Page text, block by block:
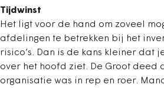
Tijdwinst
Het ligt voor de hand om zoveel
afdelingen te betrekken bij het
risico’s. Dan is de kans kleiner dat
over het hoofd ziet. De Groot deed
organisatie was in rep en roer.